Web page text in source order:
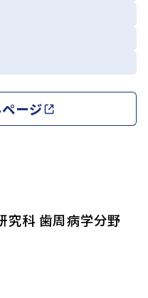
ージ
究科 歯周病学分野